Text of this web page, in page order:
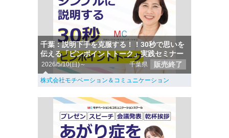
千葉：説明下手を克服する！！30秒で思いを
伝える「ピンポイントトーク」実践セミナー
2026/5/10(日)～ 千葉県 販売終了
株式会社モチベーション＆コミュニケーション